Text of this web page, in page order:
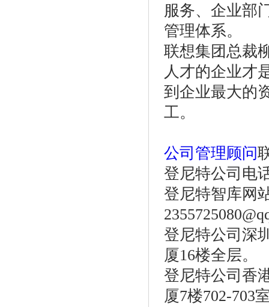
服务、企业部
管理体系。
联想集团总裁
人才的企业才
到企业最大的
工。
公司管理顾问
登尼特公司电
登尼特智库网
登尼特公司深
厦16楼全层。
登尼特公司香
厦7楼702-703